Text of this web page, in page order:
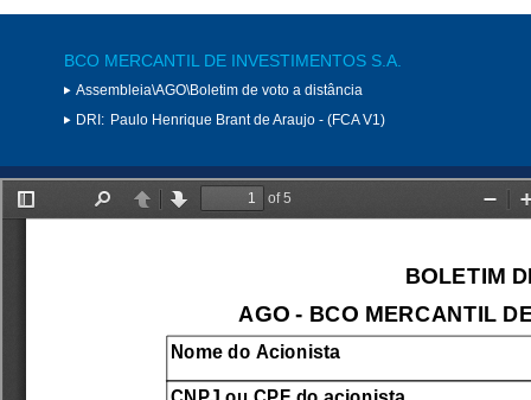
BCO MERCANTIL DE INVESTIMENTOS S.A.
Assembleia\AGO\Boletim de voto a distância
DRI: Paulo Henrique Brant de Araujo - (FCA V1)